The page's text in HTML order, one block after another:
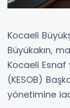
Kocaeli
Büyükakın,
Kocaeli Esnaf
(KESOB)
yönetimine